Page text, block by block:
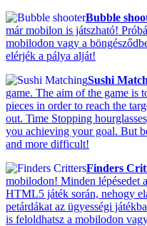
Bubble
már mobilon is játszható!
mobilodon vagy a
elérjék a pálya alját!
Sushi
game. The aim of the game is
pieces in order to reach the
out. Time Stopping
you achieving your goal. But
and more difficult!
Finders
mobilodon! Minden lépésedet
HTML5 játék során, nehogy
petárdákat az ügyességi
is feloldhatsz a mobilodon